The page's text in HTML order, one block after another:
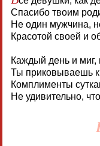
Спасибо твоим
Не один мужчина,
Красотой своей и
Каждый день и миг,
Ты приковываешь к
Комплименты
Не удивительно,